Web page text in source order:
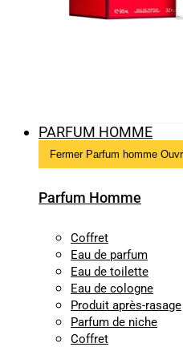
PARFUM HOMME
Fermer Parfum homme
Parfum Homme
Coffret
Eau de parfum
Eau de toilette
Eau de cologne
Produit après-rasage
Parfum de niche
Coffret